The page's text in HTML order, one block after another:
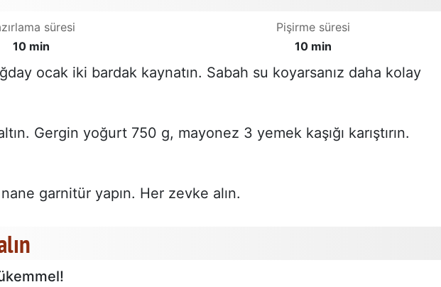
süresi
10 min
Pişirme süresi
10 min
ocak iki bardak kaynatın. Sabah su koyarsanız daha kolay
Gergin yoğurt 750 g, mayonez 3 yemek kaşığı karıştırın.
garnitür yapın. Her zevke alın.